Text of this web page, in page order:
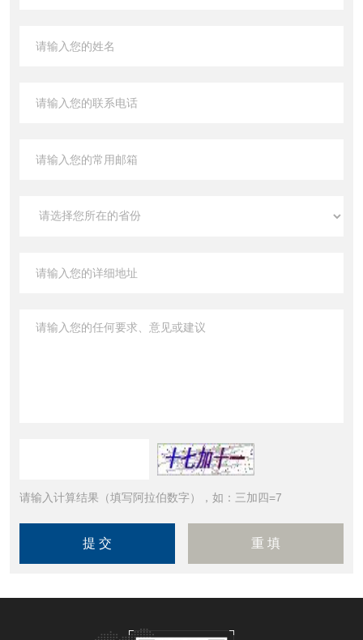
请输入计算结果（填写阿拉伯数字），如：三加四=7